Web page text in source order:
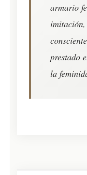
armario
prestado
la